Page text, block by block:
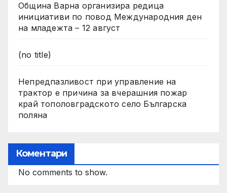
Община Варна организира редица
инициативи по повод Международния ден
на младежта – 12 август
(no title)
Непредпазливост при управление на
трактор е причина за вчерашния пожар
край тополовградското село Българска
поляна
Коментари
No comments to show.